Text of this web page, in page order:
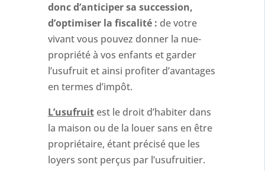
donc d’anticiper sa succession,
d’optimiser la fiscalité : de votre
vivant vous pouvez donner la nue-
propriété à vos enfants et garder
l’usufruit et ainsi profiter d’avantages
en termes d’impôt.
L’usufruitest le droit d’habiter dans
la maison ou de la louer sans en être
propriétaire, étant précisé que les
loyers sont perçus par l’usufruitier.